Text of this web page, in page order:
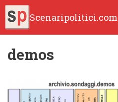
Scenaripolitici.com
demos